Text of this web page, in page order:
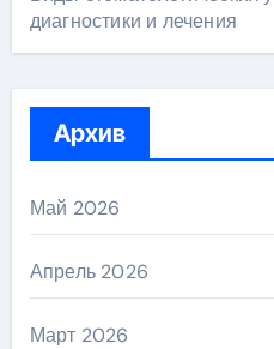
диагностики и лечения
Архив
Май 2026
Апрель 2026
Март 2026